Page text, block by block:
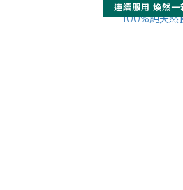
連續服用 煥然一